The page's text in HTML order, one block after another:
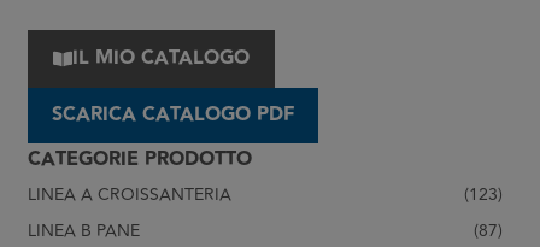
IL MIO CATALOGO
SCARICA CATALOGO PDF
CATEGORIE PRODOTTO
LINEA A CROISSANTERIA
(123)
LINEA B PANE
(87)